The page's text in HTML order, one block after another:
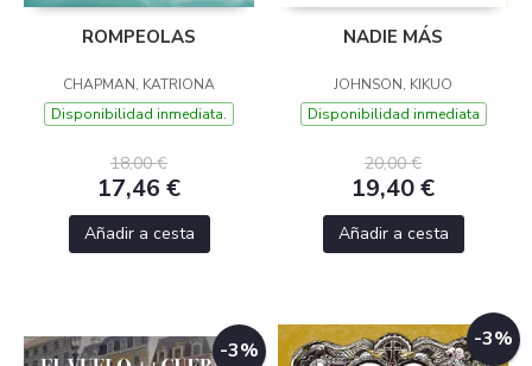
ROMPEOLAS
CHAPMAN, KATRIONA
Disponibilidad inmediata.
18,00 €
17,46 €
Añadir a cesta
NADIE MÁS
JOHNSON, KIKUO
Disponibilidad inmediata
20,00 €
19,40 €
Añadir a cesta
-3% -3%